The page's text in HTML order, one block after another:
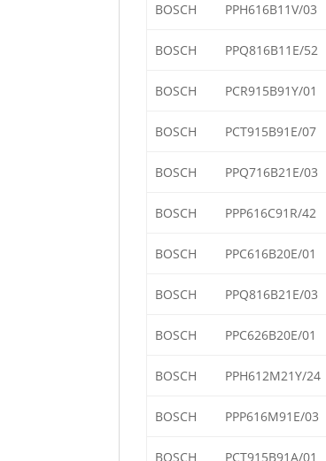
BOSCH PPH616B11V/03
BOSCH PPQ816B11E/52
BOSCH PCR915B91Y/01
BOSCH PCT915B91E/07
BOSCH PPQ716B21E/03
BOSCH PPP616C91R/42
BOSCH PPC616B20E/01
BOSCH PPQ816B21E/03
BOSCH PPC626B20E/01
BOSCH PPH612M21Y/24
BOSCH PPP616M91E/03
BOSCH PCT915B91A/01